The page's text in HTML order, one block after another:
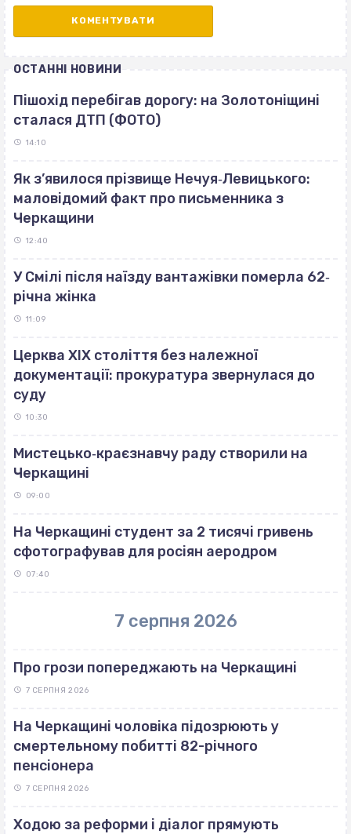
ОСТАННІ НОВИНИ
Пішохід перебігав дорогу: на Золотоніщині
сталася ДТП (ФОТО)
14:10
Як з’явилося прізвище Нечуя‐Левицького:
маловідомий факт про письменника з
Черкащини
12:40
У Смілі після наїзду вантажівки померла 62‐
річна жінка
11:09
Церква ХІХ століття без належної
документації: прокуратура звернулася до
суду
10:30
Мистецько‐краєзнавчу раду створили на
Черкащині
09:00
На Черкащині студент за 2 тисячі гривень
сфотографував для росіян аеродром
07:40
7 серпня 2026
Про грози попереджають на Черкащині
7 СЕРПНЯ 2026
На Черкащині чоловіка підозрюють у
смертельному побитті 82-річного
пенсіонера
7 СЕРПНЯ 2026
Ходою за реформи і діалог прямують